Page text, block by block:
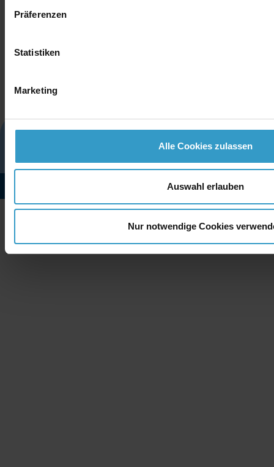
Präferenzen
Statistiken
Marketing
Alle Cookies zulassen
Auswahl erlauben
Nur notwendige Cookies
Datenschutz Cookies Kontakt
+49 (0) 221 99 55 89 0
Copyright © 2026 -